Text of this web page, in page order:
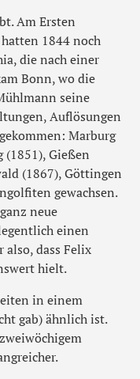
Am Ersten
1844 noch
die nach einer
Bonn, wo die
seine
Auflösungen
Marburg
(1851), Gießen
(1867), Göttingen
gewachsen.
neue
einen
also, dass Felix
hielt.
in einem
gab) ähnlich ist.